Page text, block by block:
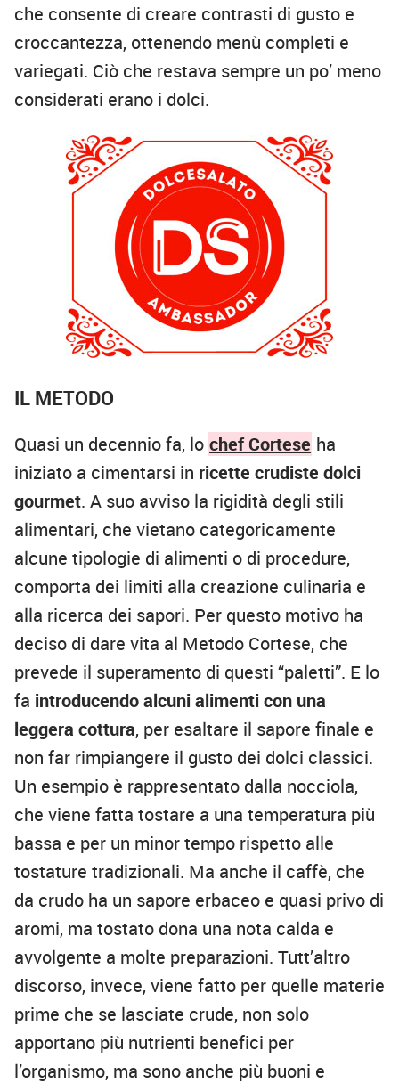
che consente di creare contrasti di gusto e
croccantezza, ottenendo menù completi e
variegati. Ciò che restava sempre un po’ meno
considerati erano i dolci.
IL METODO
Quasi un decennio fa, lo chef Cortese ha
iniziato a cimentarsi in ricette crudiste dolci
gourmet. A suo avviso la rigidità degli stili
alimentari, che vietano categoricamente
alcune tipologie di alimenti o di procedure,
comporta dei limiti alla creazione culinaria e
alla ricerca dei sapori. Per questo motivo ha
deciso di dare vita al Metodo Cortese, che
prevede il superamento di questi “paletti”. E lo
fa introducendo alcuni alimenti con una
leggera cottura, per esaltare il sapore finale e
non far rimpiangere il gusto dei dolci classici.
Un esempio è rappresentato dalla nocciola,
che viene fatta tostare a una temperatura più
bassa e per un minor tempo rispetto alle
tostature tradizionali. Ma anche il caffè, che
da crudo ha un sapore erbaceo e quasi privo di
aromi, ma tostato dona una nota calda e
avvolgente a molte preparazioni. Tutt’altro
discorso, invece, viene fatto per quelle materie
prime che se lasciate crude, non solo
apportano più nutrienti benefici per
l’organismo, ma sono anche più buoni e